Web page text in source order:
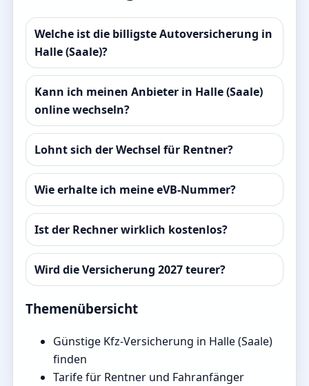
Welche ist die billigste Autoversicherung in
Halle (Saale)?
Kann ich meinen Anbieter in Halle (Saale)
online wechseln?
Lohnt sich der Wechsel für Rentner?
Wie erhalte ich meine eVB-Nummer?
Ist der Rechner wirklich kostenlos?
Wird die Versicherung 2027 teurer?
Themenübersicht
Günstige Kfz-Versicherung in Halle (Saale)
finden
Tarife für Rentner und Fahranfänger